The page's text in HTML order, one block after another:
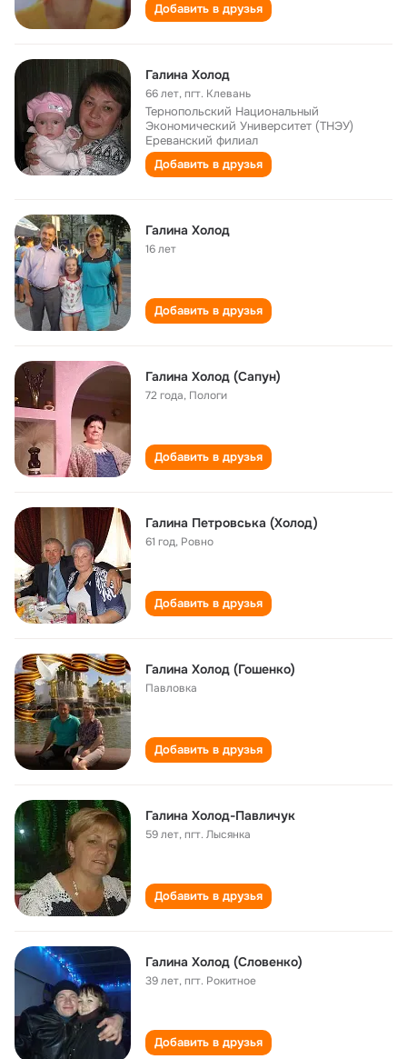
Добавить в друзья
Галина Холод
66 лет,пгт. Клевань
Тернопольский Национальный
Экономический Университет (ТНЭУ)
Ереванский филиал
Добавить в друзья
Галина Холод
16 лет
Добавить в друзья
Галина Холод (Сапун)
72 года, Пологи
Добавить в друзья
Галина Петровська (Холод)
61 год, Ровно
Добавить в друзья
Галина Холод (Гошенко)
Павловка
Добавить в друзья
Галина Холод-Павличук
59 лет,пгт. Лысянка
Добавить в друзья
Галина Холод (Словенко)
39 лет,пгт. Рокитное
Добавить в друзья